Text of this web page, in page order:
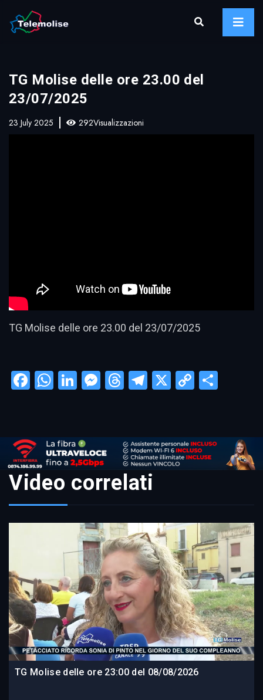
TG Molise delle ore 23.00 del
23/07/2025
23 July 2025 292Visualizzazioni
TG Molise delle ore 23.00 del 23/07/2025
Facebook
WhatsApp
LinkedIn
Messenger
Threads
Telegram
X
Copy
Video correlati
TG Molise delle ore 23:00 del 08/08/2026